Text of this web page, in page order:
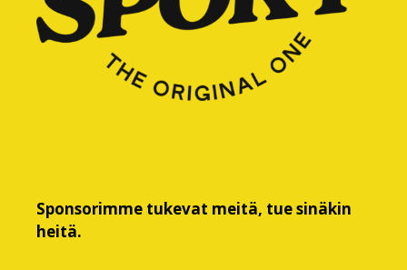
Sponsorimme tukevat meitä, tue sinäkin
heitä.